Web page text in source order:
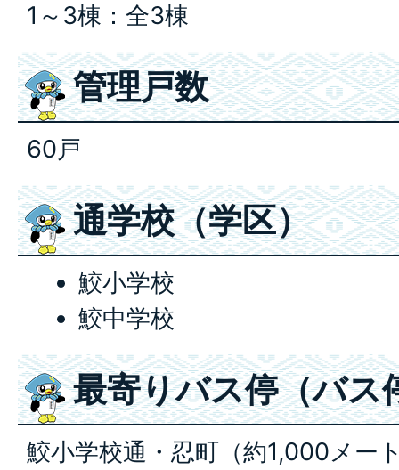
1～3棟：全3棟
管理戸数
60戸
通学校（学区）
鮫小学校
鮫中学校
最寄りバス停（バス
鮫小学校通・忍町（約1,000メー